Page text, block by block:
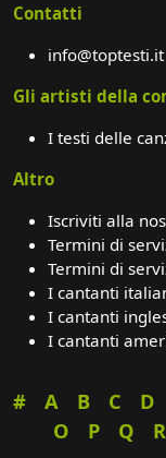
Contatti
info@toptesti.it
Gli artisti della
I testi delle
Altro
Iscriviti alla
Termini di
Termini di
I cantanti
I cantanti
I cantanti
# A B C D
O
P Q R